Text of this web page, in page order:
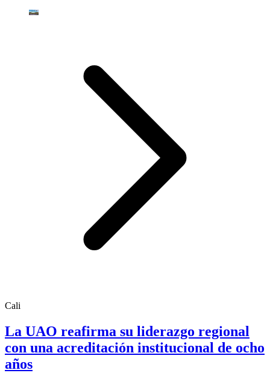
Cali
La UAO reafirma su liderazgo regional
con una acreditación institucional de ocho
años